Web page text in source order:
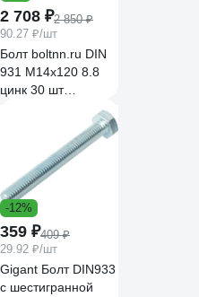
2 708 ₽2 850 ₽
90.27 ₽/шт
Болт boltnn.ru DIN
931 М14х120 8.8
цинк 30 шт
-12%
359 ₽409 ₽
29.92 ₽/шт
Gigant Болт DIN933
с шестигранной